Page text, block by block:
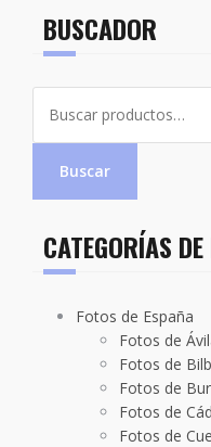
BUSCADOR
por:
Buscar
CATEGORÍAS
Fotos de España
Fotos de
Fotos de
Fotos de
Fotos de
Fotos de